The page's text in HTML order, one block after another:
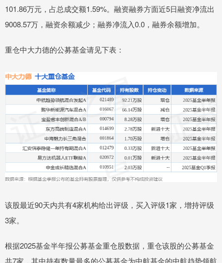
101.86万元，占总成交额1.59%。融资融券方面近5日融资净流出
9008.57万，融资余额减少；融券净流入0.0，融券余额增加。
重仓中大力德的公募基金请见下表：
该股最近90天内共有4家机构给出评级，买入评级1家，增持评级
3家。
根据2025基金半年报公募基金重仓股数据，重仓该股的公募基金
共7家，其中持有数量最多的公募基金为中航基金的中航趋势领航